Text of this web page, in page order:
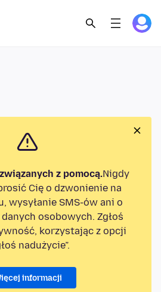
z pomocą.Nigdy
Cię o dzwonienie na
wysyłanie SMS-ów ani o
osobowych. Zgłoś
korzystając z opcji
nadużycie”.
informacji